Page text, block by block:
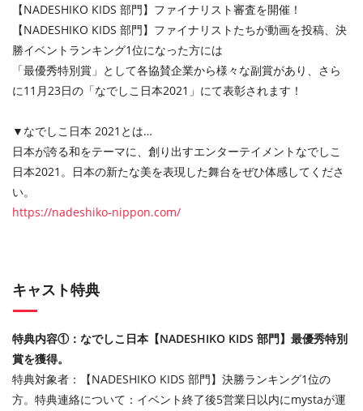
【NADESHIKO KIDS 部門】ファイナリスト審査を開催！
【NADESHIKO KIDS 部門】ファイナリストたちが動画を投稿、決
勝イベントランキング1位になった⽅には
「最優秀特別賞」として各協賛企業から様々な副賞があり、さら
に11⽉23⽇の「なでしこ日本2021」にて表彰されます！
▼なでしこ日本 2021とは…
日本が誇る和をテーマに、創り出すエンターテイメントなでしこ
日本2021。 日本の新たな美を表現した舞台をぜひ体感してくださ
い。
https://nadeshiko-nippon.com/
キャスト特典
特典内容①：なでしこ日本【NADESHIKO KIDS 部門】最優秀特別
賞を獲得。
特典対象者：【NADESHIKO KIDS 部門】決勝ランキング1位の
方。 特典連絡について：イベント終了後5営業日以内にmystaが運